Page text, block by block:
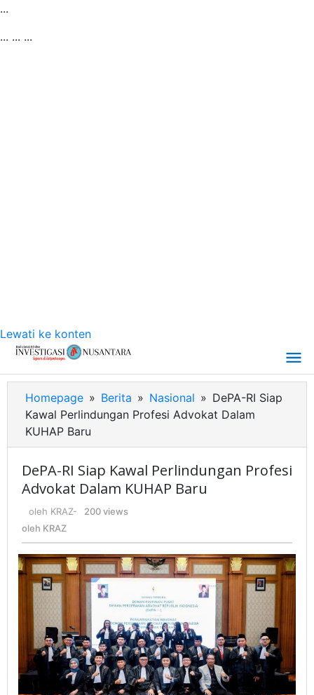
...
... ... ...
Lewati ke konten
Homepage » Berita » Nasional » DePA-RI Siap
Kawal Perlindungan Profesi Advokat Dalam
KUHAP Baru
DePA-RI Siap Kawal Perlindungan Profesi
Advokat Dalam KUHAP Baru
oleh KRAZ-
200 views
oleh KRAZ